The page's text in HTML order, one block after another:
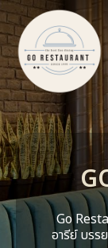
Go
อารีย์ บร